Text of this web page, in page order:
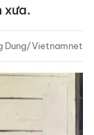
xưa.
Dung/Vietnamnet